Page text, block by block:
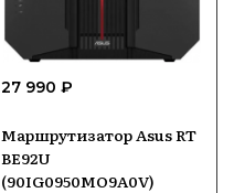
27 990 ₽
Маршрутизатор Asus RT
BE92U
(90IG0950MO9A0V)